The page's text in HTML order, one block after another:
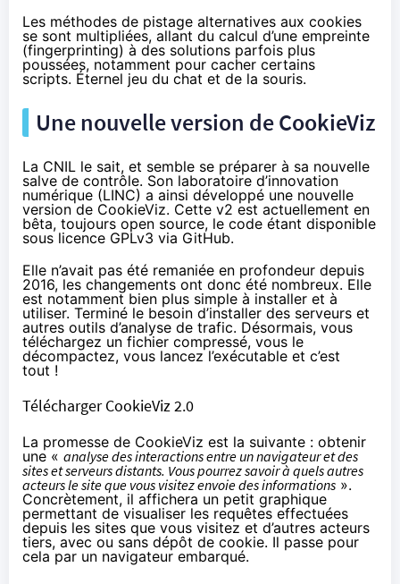
Les méthodes de pistage alternatives aux cookies
se sont multipliées, allant du calcul d’une empreinte
(fingerprinting) à des solutions parfois plus
poussées, notamment pour cacher certains
scripts. Éternel jeu du chat et de la souris.
Une nouvelle version de CookieViz
La CNIL le sait, et semble se préparer à sa nouvelle
salve de contrôle. Son laboratoire d’innovation
numérique (LINC) a ainsi développé une nouvelle
versionde CookieViz. Cette v2 est actuellement en
bêta, toujours open source, le code étant disponible
sous licence GPLv3 via GitHub.
Elle n’avait pas été remaniée en profondeur depuis
2016, les changements ont donc été nombreux. Elle
est notamment bien plus simple à installer et à
utiliser. Terminé le besoin d’installer des serveurs et
autres outils d’analyse de trafic. Désormais, vous
téléchargez un fichier compressé, vous le
décompactez, vous lancez l’exécutable et c’est
tout !
Télécharger CookieViz 2.0
La promesse de CookieViz est la suivante : obtenir
une « analyse des interactions entre un navigateur et des
sites et serveurs distants. Vous pourrez savoir à quels autres
acteurs le site que vous visitez envoie des informations ».
Concrètement, il affichera un petit graphique
permettant de visualiser les requêtes effectuées
depuis les sites que vous visitez et d’autres acteurs
tiers, avec ou sans dépôt de cookie. Il passe pour
cela par un navigateur embarqué.